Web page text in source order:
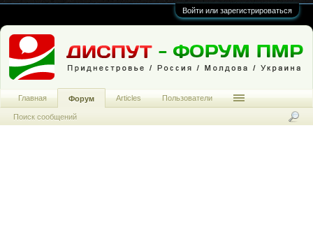
Войти или зарегистрироваться
Главная Форум
Поиск сообщений
Articles Пользователи